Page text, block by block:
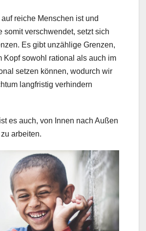
reiche Menschen ist und
somit verschwendet, setzt sich
Es gibt unzählige Grenzen,
Kopf sowohl rational als auch im
setzen können, wodurch wir
langfristig verhindern
es auch, von Innen nach Außen
arbeiten.